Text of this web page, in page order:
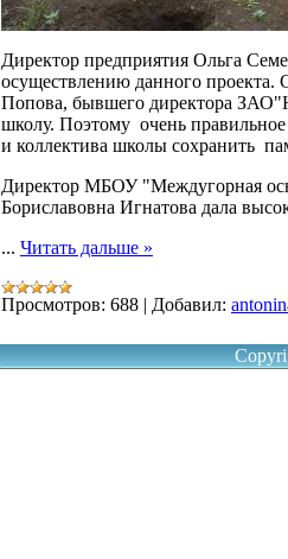
Директор предприятия Ольга
осуществлению данного
Попова, бывшего директора
школу. Поэтому очень
и коллектива школы сохранить
Директор МБОУ "Междугорная
Бориславовна Игнатова дала
... Читать дальше »
Просмотров: 688 | Добавил: